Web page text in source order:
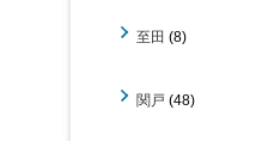
至田 (8)
関戸 (48)